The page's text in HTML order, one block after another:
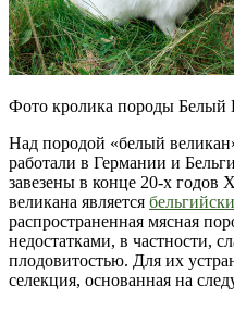
Фото кролика породы Белый
Над породой «белый
работали в Германии и
завезены в конце 20-х годов
великана является
распространенная мясная
недостатками, в частности,
плодовитостью. Для их
селекция, основанная на